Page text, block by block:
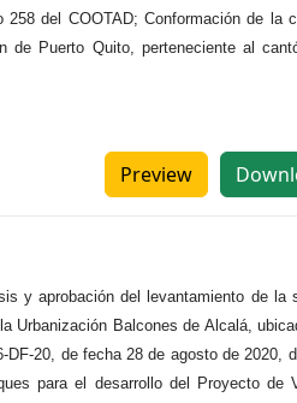
del COOTAD; Conformación de la
de Puerto Quito, perteneciente al
Preview
y aprobación del levantamiento de la
Urbanización Balcones de Alcalá,
20, de fecha 28 de agosto de 2020,
para el desarrollo del Proyecto de